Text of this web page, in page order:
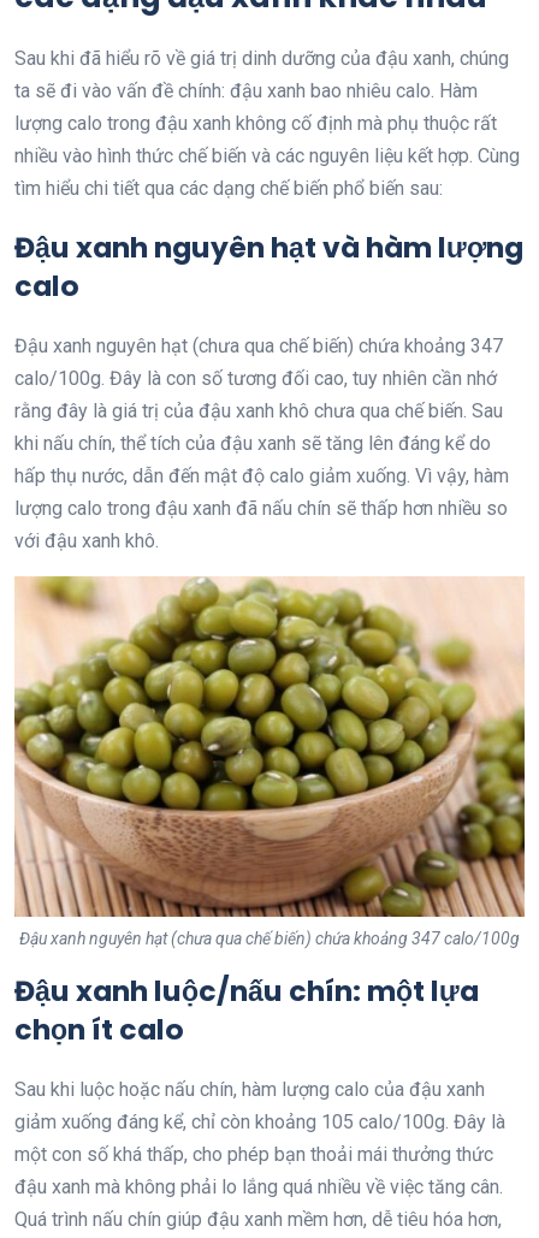
Sau khi đã hiểu rõ về giá trị dinh dưỡng của đậu xanh, chúng
ta sẽ đi vào vấn đề chính: đậu xanh bao nhiêu calo. Hàm
lượng calo trong đậu xanh không cố định mà phụ thuộc rất
nhiều vào hình thức chế biến và các nguyên liệu kết hợp. Cùng
tìm hiểu chi tiết qua các dạng chế biến phổ biến sau:
Đậu xanh nguyên hạt và hàm lượng
calo
Đậu xanh nguyên hạt (chưa qua chế biến) chứa khoảng 347
calo/100g. Đây là con số tương đối cao, tuy nhiên cần nhớ
rằng đây là giá trị của đậu xanh khô chưa qua chế biến. Sau
khi nấu chín, thể tích của đậu xanh sẽ tăng lên đáng kể do
hấp thụ nước, dẫn đến mật độ calo giảm xuống. Vì vậy, hàm
lượng calo trong đậu xanh đã nấu chín sẽ thấp hơn nhiều so
với đậu xanh khô.
Đậu xanh nguyên hạt (chưa qua chế biến) chứa khoảng 347 calo/100g
Đậu xanh luộc/nấu chín: một lựa
chọn ít calo
Sau khi luộc hoặc nấu chín, hàm lượng calo của đậu xanh
giảm xuống đáng kể, chỉ còn khoảng 105 calo/100g. Đây là
một con số khá thấp, cho phép bạn thoải mái thưởng thức
đậu xanh mà không phải lo lắng quá nhiều về việc tăng cân.
Quá trình nấu chín giúp đậu xanh mềm hơn, dễ tiêu hóa hơn,